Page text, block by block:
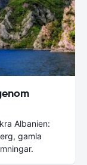
Albanien:
gamla